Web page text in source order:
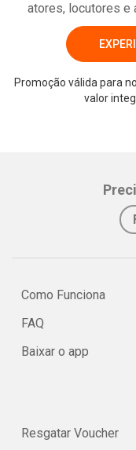
atores, locutores e
Promoção válida para
valor
Como Funciona
FAQ
Baixar o app
Resgatar Voucher